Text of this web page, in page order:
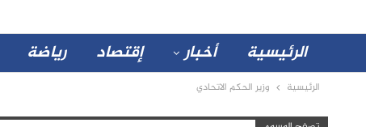
الرئيسية أخبار إقتصاد رياضة
الرئيسية وزير الحكم الاتحادي